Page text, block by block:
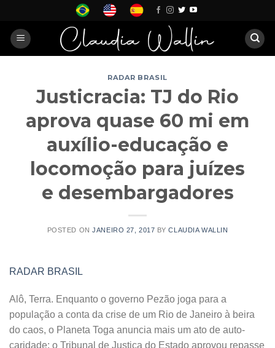
content
RADAR BRASIL
Justicracia: TJ do Rio
aprova quase 60 mi em
auxílio-educação e
locomoção para juízes
e desembargadores
POSTED ONJANEIRO 27, 2017 BYCLAUDIA WALLIN
RADAR BRASIL
Alô, Terra. Enquanto o governo Pezão joga para a
população a conta da crise de um Rio de Janeiro à beira
do caos, o Planeta Toga anuncia mais um ato de auto-
caridade: o Tribunal de Justiça do Estado aprovou repasse